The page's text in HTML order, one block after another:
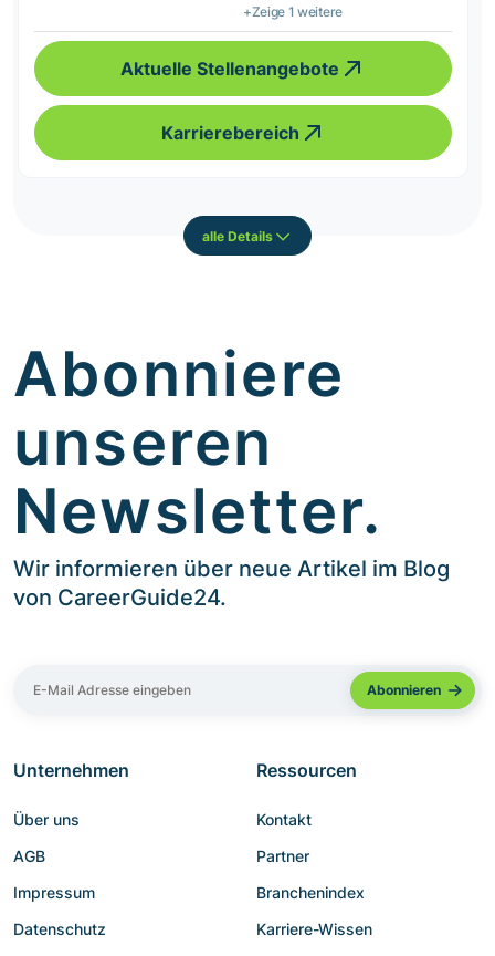
+Zeige 1 weitere
Aktuelle Stellenangebote
Karrierebereich
alle Details
Abonniere
unseren
Newsletter.
Wir informieren über neue Artikel im Blog
von CareerGuide24.
Unternehmen
Über uns
AGB
Impressum
Datenschutz
Ressourcen
Kontakt
Partner
Branchenindex
Karriere-Wissen